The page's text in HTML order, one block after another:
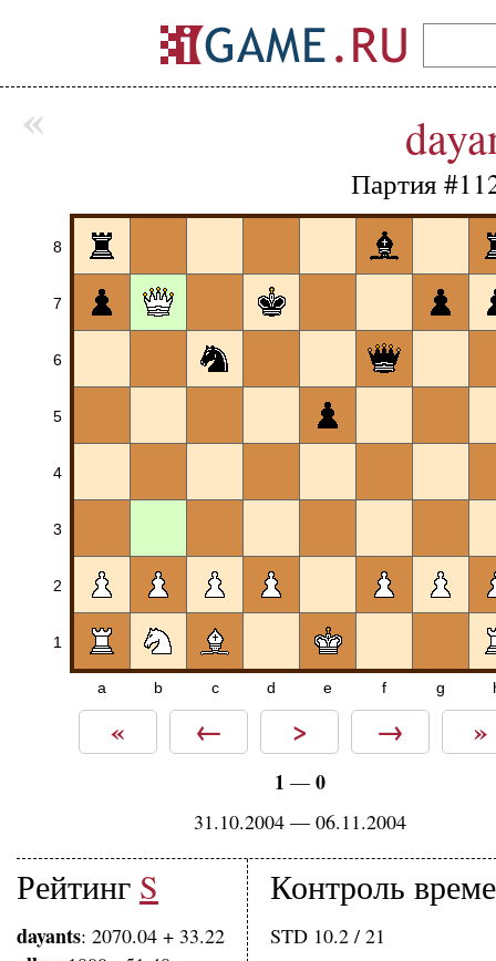
Партия
8
7
6
5
4
3
2
1
a b c d e f g
« ← > → »
1 — 0
31.10.2004 — 06.11.2004
Рейтинг S
dayants: 2070.04 + 33.22
Контроль
STD 10.2 / 21
«